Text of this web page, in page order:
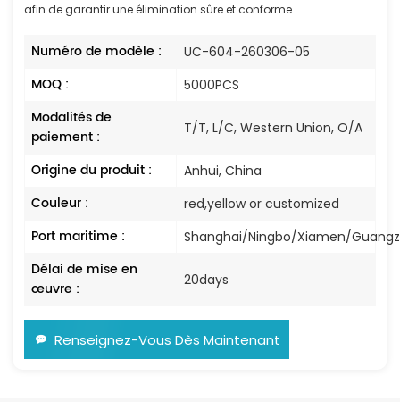
afin de garantir une élimination sûre et conforme.
Numéro de modèle : UC-604-260306-05
MOQ : 5000PCS
Modalités de
paiement :
T/T, L/C, Western Union, O/A
Origine du produit : Anhui, China
Couleur : red,yellow or customized
Port maritime : Shanghai/Ningbo/Xiamen/
Délai de mise en
œuvre :
20days
Renseignez-Vous Dès Maintenant